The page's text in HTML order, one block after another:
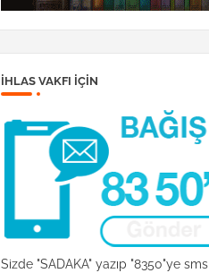
İHLAS VAKFI IÇIN
Sizde "SADAKA" yazıp "8350"ye sms